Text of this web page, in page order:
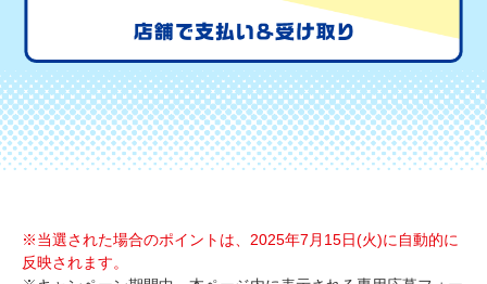
※当選された場合のポイントは、2025年7月15日(火)に自動的に
反映されます。